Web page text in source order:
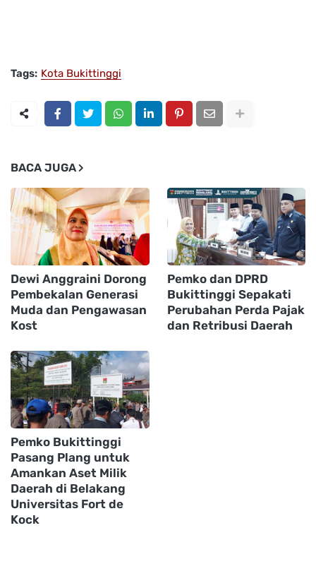
Tags: Kota Bukittinggi
BACA JUGA
Dewi Anggraini Dorong
Pembekalan Generasi
Muda dan Pengawasan
Kost
Pemko dan DPRD
Bukittinggi Sepakati
Perubahan Perda Pajak
dan Retribusi Daerah
Pemko Bukittinggi
Pasang Plang untuk
Amankan Aset Milik
Daerah di Belakang
Universitas Fort de
Kock